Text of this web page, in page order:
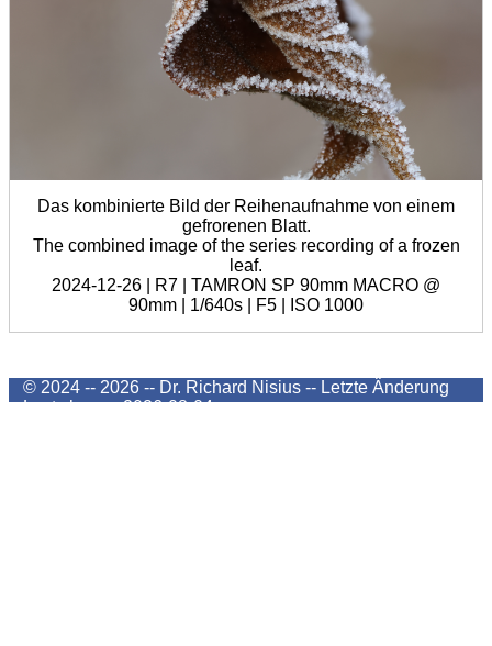
Das kombinierte Bild der Reihenaufnahme von einem
gefrorenen Blatt.
The combined image of the series recording of a frozen
leaf.
2024-12-26 | R7 | TAMRON SP 90mm MACRO @
90mm | 1/640s | F5 | ISO 1000
© 2024 -- 2026 -- Dr. Richard Nisius -- Letzte Änderung
Last change2026-08-04